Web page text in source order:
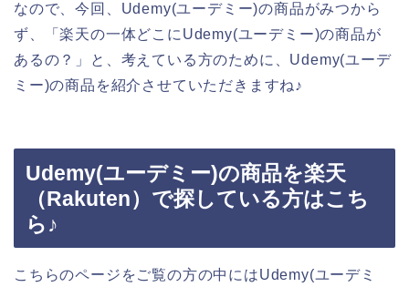
なので、今回、Udemy(ユーデミー)の商品がみつから
ず、「楽天の一体どこにUdemy(ユーデミー)の商品が
あるの？」と、考えている方のために、Udemy(ユーデ
ミー)の商品を紹介させていただきますね♪
Udemy(ユーデミー)の商品を楽天
（Rakuten）で探している方はこち
ら♪
こちらのページをご覧の方の中にはUdemy(ユーデミ